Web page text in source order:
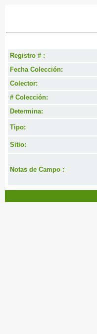
Registro # :
Fecha Colección:
Colector:
# Colección:
Determina:
Tipo:
Sitio:
Notas de Campo :